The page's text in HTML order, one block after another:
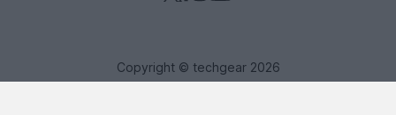
Copyright © techgear 2026